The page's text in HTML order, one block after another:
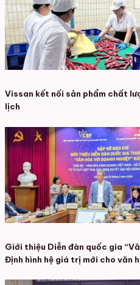
Vissan kết nối sản phẩm chất
lịch
Giới thiệu Diễn đàn quốc gia
Định hình hệ giá trị mới cho văn